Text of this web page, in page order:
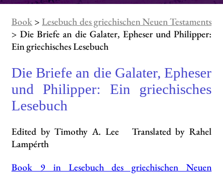
Book >Lesebuch des griechischen Neuen Testaments
> Die Briefe an die Galater, Epheser und Philipper:
Ein griechisches Lesebuch
Die Briefe an die Galater, Epheser
und Philipper: Ein griechisches
Lesebuch
Edited by Timothy A. Lee Translated by Rahel
Lampérth
Book 9 in Lesebuch des griechischen Neuen